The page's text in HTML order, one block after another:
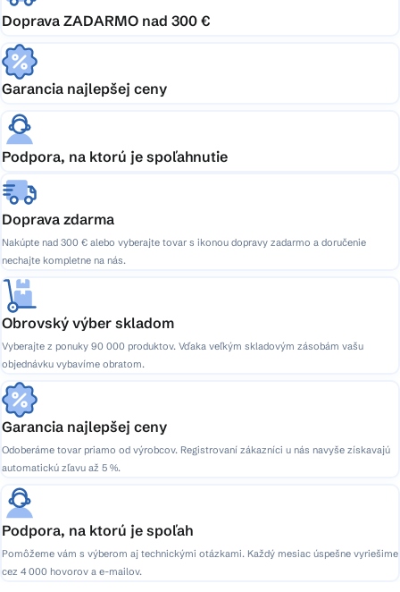
Doprava ZADARMO nad 300 €
Garancia najlepšej ceny
Podpora, na ktorú je spoľahnutie
Doprava zdarma
Nakúpte nad 300 € alebo vyberajte tovar s ikonou dopravy zadarmo a doručenie
nechajte kompletne na nás.
Obrovský výber skladom
Vyberajte z ponuky 90 000 produktov. Vďaka veľkým skladovým zásobám vašu
objednávku vybavíme obratom.
Garancia najlepšej ceny
Odoberáme tovar priamo od výrobcov. Registrovaní zákazníci u nás navyše získavajú
automatickú zľavu až 5 %.
Podpora, na ktorú je spoľah
Pomôžeme vám s výberom aj technickými otázkami. Každý mesiac úspešne vyriešime
cez 4 000 hovorov a e-mailov.